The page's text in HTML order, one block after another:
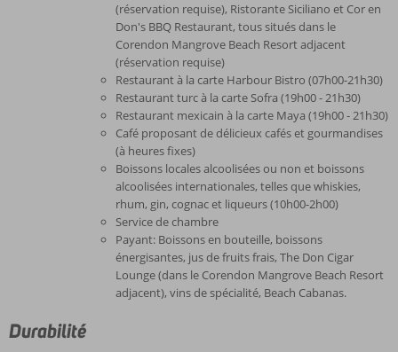
(réservation requise), Ristorante Siciliano et Cor en
Don's BBQ Restaurant, tous situés dans le
Corendon Mangrove Beach Resort adjacent
(réservation requise)
Restaurant à la carte Harbour Bistro (07h00-21h30)
Restaurant turc à la carte Sofra (19h00 - 21h30)
Restaurant mexicain à la carte Maya (19h00 - 21h30)
Café proposant de délicieux cafés et gourmandises
(à heures fixes)
Boissons locales alcoolisées ou non et boissons
alcoolisées internationales, telles que whiskies,
rhum, gin, cognac et liqueurs (10h00-2h00)
Service de chambre
Payant: Boissons en bouteille, boissons
énergisantes, jus de fruits frais, The Don Cigar
Lounge (dans le Corendon Mangrove Beach Resort
adjacent), vins de spécialité, Beach Cabanas.
Durabilité